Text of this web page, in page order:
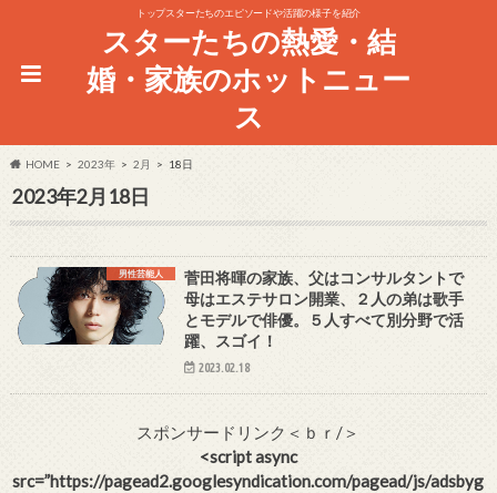
トップスターたちのエピソードや活躍の様子を紹介
スターたちの熱愛・結
婚・家族のホットニュー
ス
HOME 2023年 2月 18日
2023年2月18日
男性芸能人
菅田将暉の家族、父はコンサルタントで
母はエステサロン開業、２人の弟は歌手
とモデルで俳優。５人すべて別分野で活
躍、スゴイ！
2023.02.18
スポンサードリンク＜ｂｒ/＞
<script async
src=”https://pagead2.googlesyndication.com/pagead/js/adsbyg